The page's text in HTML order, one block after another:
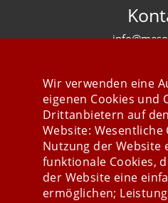
Stay
Wir verwenden eine
eigenen Cookies und
Drittanbietern auf
Website:
Nutzung der Website
funktionale Cookies,
der Website eine
ermöglichen;